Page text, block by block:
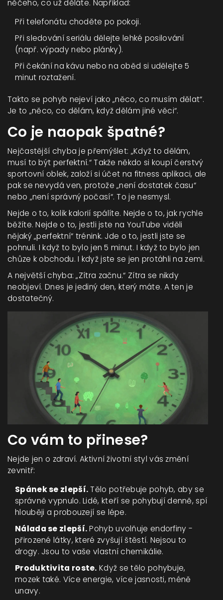
něčeho, co už děláte. Například:
Při telefonátu choděte po pokoji.
Při sledování seriálu dělejte lehké posilování
(např. výpady nebo plánky).
Při čekání na kávu nebo na oběd si udělejte 5
minut roztažení.
Takto se pohyb nejeví jako „něco, co musím dělat“.
Je to „něco, co dělám, když dělám jiné věci“.
Co je naopak špatné?
Nejčastější chyba je přemýšlet: „Když to dělám,
musí to být perfektní.“ Takže někdo si koupí čerstvý
sportovní oblek, založí si účet na fitness aplikaci, ale
pak se nevydá ven, protože „není dostatek času“
nebo „není správný počasí“. To je nesmysl.
Nejde o to, kolik kalorií spálíte. Nejde o to, jak rychle
běžíte. Nejde o to, jestli jste na YouTube viděli
nějaký „perfektní“ trénink. Jde o to, jestli jste se
pohnuli. I když to bylo jen 5 minut. I když to bylo jen
chůze k obchodu. I když jste se jen protáhli na zemi.
A největší chyba: „Zítra začnu.“ Zítra se nikdy
neobjeví. Dnes je jediný den, který máte. A ten je
dostatečný.
Co vám to přinese?
Nejde jen o zdraví. Aktivní životní styl vás změní
zevnitř:
Spánek se zlepší.Tělo potřebuje pohyb, aby se
správně vypnulo. Lidé, kteří se pohybují denně, spí
hlouběji a probouzejí se lépe.
Nálada se zlepší.Pohyb uvolňuje endorfiny -
přirozené látky, které zvyšují štěstí. Nejsou to
drogy. Jsou to vaše vlastní chemikálie.
Produktivita roste. Když se tělo pohybuje,
mozek také. Více energie, více jasnosti, méně
unavy.